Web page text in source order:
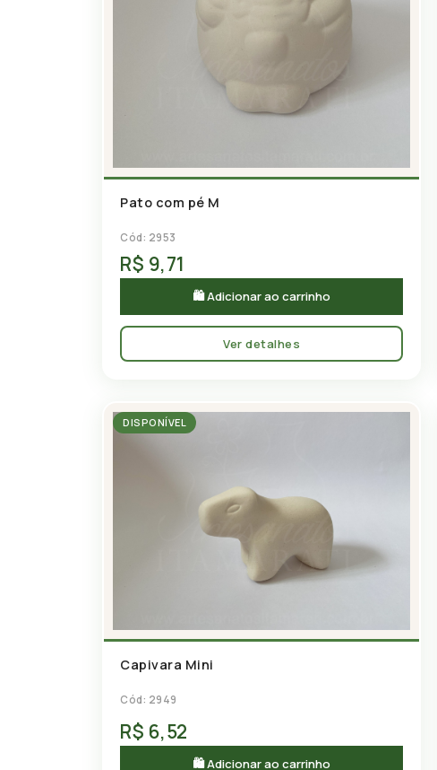
Pato com pé M
Cód: 2953
R$ 9,71
🛍 Adicionar ao carrinho
Ver detalhes
DISPONÍVEL
Capivara Mini
Cód: 2949
R$ 6,52
🛍 Adicionar ao carrinho